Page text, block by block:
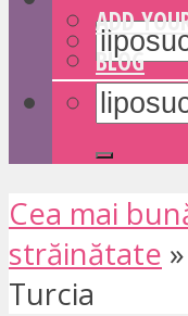
ADD
BLOG
Cea mai
străinătate »
Turcia